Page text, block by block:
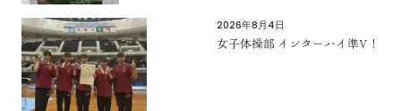
2026年8月4日
女子体操部 インターハイ準V！